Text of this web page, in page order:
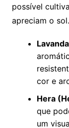
possível
apreciam o sol.
cor e
Hera
que
um